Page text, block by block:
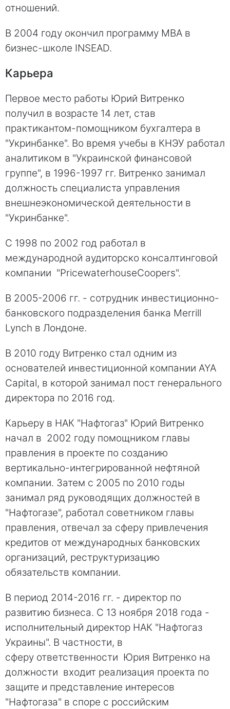
отношений.
В 2004 году окончил программу МВА в
бизнес-школе INSEAD.
Карьера
Первое место работы Юрий Витренко
получил в возрасте 14 лет, став
практикантом-помощником бухгалтера в
"Укринбанке". Во время учебы в КНЭУ работал
аналитиком в "Украинской финансовой
группе", в 1996-1997 гг. Витренко занимал
должность специалиста управления
внешнеэкономической деятельности в
"Укринбанке".
С 1998 по 2002 год работал в
международной аудиторско консалтинговой
компании "PricewaterhouseCoopers".
В 2005-2006 гг. - сотрудник инвестиционно-
банковского подразделения банка Merrill
Lynch в Лондоне.
В 2010 году Витренко стал одним из
основателей инвестиционной компании AYA
Capital, в которой занимал пост генерального
директора по 2016 год.
Карьеру в НАК "Нафтогаз" Юрий Витренко
начал в 2002 году помощником главы
правления в проекте по созданию
вертикально-интегрированной нефтяной
компании. Затем с 2005 по 2010 годы
занимал ряд руководящих должностей в
"Нафтогазе", работал советником главы
правления, отвечал за сферу привлечения
кредитов от международных банковских
организаций, реструктуризацию
обязательств компании.
В период 2014-2016 гг. - директор по
развитию бизнеса. С 13 ноября 2018 года -
исполнительный директор НАК "Нафтогаз
Украины". В частности, в
сферу ответственности Юрия Витренко на
должности входит реализация проекта по
защите и представление интересов
"Нафтогаза" в споре с российским